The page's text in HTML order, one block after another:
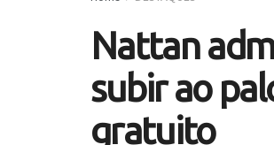
Nattan
subir ao
gratuito